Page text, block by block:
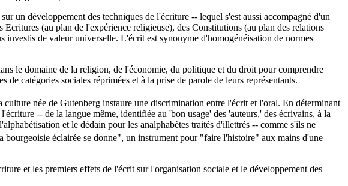
un développement des techniques de l'écriture -- lequel s'est aussi accompagné d'un
(au plan de l'expérience religieuse), des Constitutions (au plan des relations
de valeur universelle. L'écrit est synonyme d'homogénéisation de normes
le domaine de la religion, de l'économie, du politique et du droit pour comprendre
catégories sociales réprimées et à la prise de parole de leurs représentants.
culture née de Gutenberg instaure une discrimination entre l'écrit et l'oral. En déterminant
-- de la langue même, identifiée au 'bon usage' des 'auteurs,' des écrivains, à la
et le dédain pour les analphabètes traités d'illettrés -- comme s'ils ne
éclairée se donne", un instrument pour "faire l'histoire" aux mains d'une
et les premiers effets de l'écrit sur l'organisation sociale et le développement des